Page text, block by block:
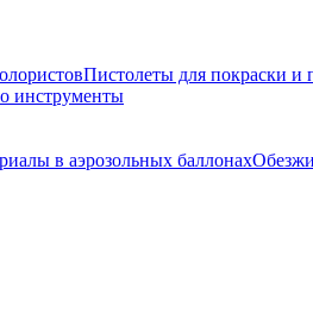
Пистолеты для покраски и
инструменты
в аэрозольных баллонах